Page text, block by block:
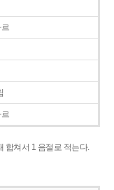
르
르
합쳐서 1 음절로 적는다.